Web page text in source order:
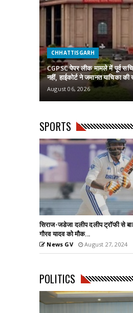
CHHATTISGARH
CGPSC पेपर लीक मामले में पूर्व
नहीं, हाईकोर्ट ने जमानत याचिका की
August 06, 2026
SPORTS
महिला टी20 वर्ल्ड कप के लिए टीम के
हरमनप्रीत को कप्तान...
News GV August 27, 2024
POLITICS